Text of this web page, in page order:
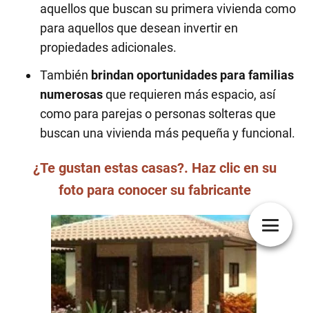
aquellos que buscan su primera vivienda como
para aquellos que desean invertir en
propiedades adicionales.
También brindan oportunidades para familias
numerosasque requieren más espacio, así
como para parejas o personas solteras que
buscan una vivienda más pequeña y funcional.
¿Te gustan estas casas?. Haz clic en su
foto para conocer su fabricante